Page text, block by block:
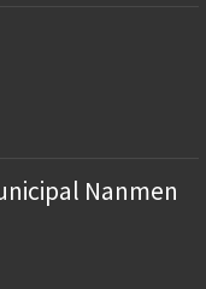
Nanmen